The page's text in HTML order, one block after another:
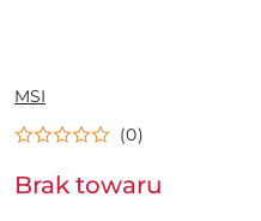
NAZWA
PRODUCENTA:
MSI
(0)
Brak towaru